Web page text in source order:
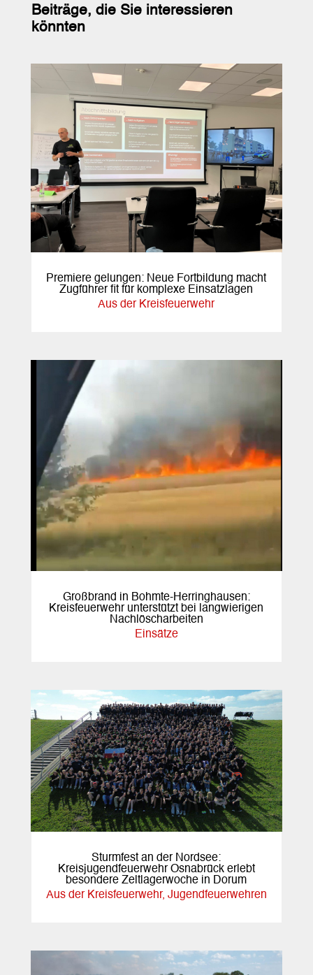
Beiträge, die Sie interessieren
könnten
Premiere gelungen: Neue Fortbildung macht
Zugführer fit für komplexe Einsatzlagen
Aus der Kreisfeuerwehr
Großbrand in Bohmte-Herringhausen:
Kreisfeuerwehr unterstützt bei langwierigen
Nachlöscharbeiten
Einsätze
Sturmfest an der Nordsee:
Kreisjugendfeuerwehr Osnabrück erlebt
besondere Zeltlagerwoche in Dorum
Aus der Kreisfeuerwehr, Jugendfeuerwehren